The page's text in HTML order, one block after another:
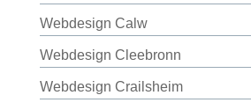
Webdesign Calw
Webdesign Cleebronn
Webdesign Crailsheim